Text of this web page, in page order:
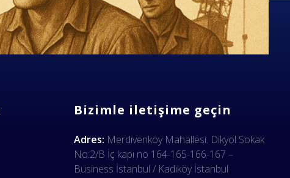
Bizimle iletişime geçin
Adres: Merdivenköy Mahallesi. Dikyol Sokak
No:2/B İç kapı no 164-165-166-167 –
Business İstanbul / Kadıköy İstanbul